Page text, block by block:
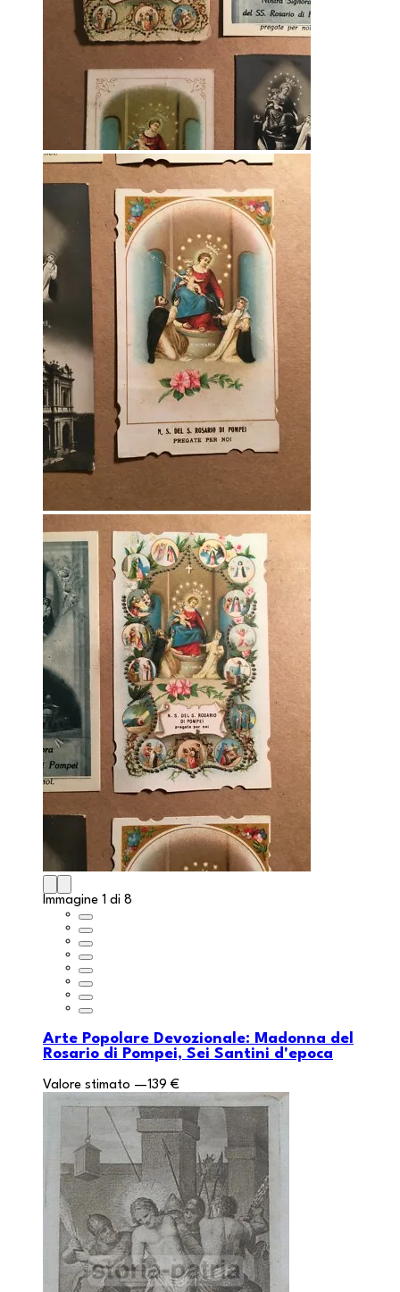
Immagine 1 di 8
Arte Popolare Devozionale: Madonna del
Rosario di Pompei, Sei Santini d'epoca
Valore stimato —139 €